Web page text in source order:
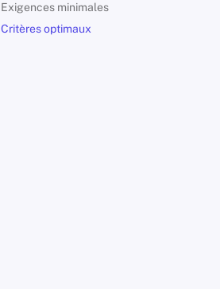
Nederlands
Exigences minimales
Critères optimaux